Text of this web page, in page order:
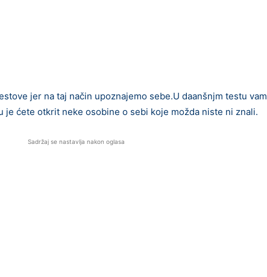
jer na taj način upoznajemo sebe.U daanšnjm testu vam
je ćete otkrit neke osobine o sebi koje možda niste ni znali.
Sadržaj se nastavlja nakon oglasa